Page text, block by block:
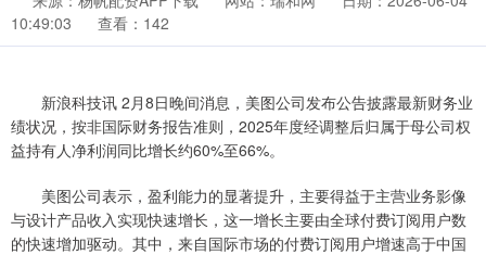
10:49:03
查看：142
新浪科技讯 2月8日晚间消息，美图公司发布公告披露最新财务业
绩状况，按非国际财务报告准则，2025年度经调整后归属于母公司权
益持有人净利润同比增长约60%至66%。
美图公司表示，盈利能力的显著提升，主要得益于主营业务影像
与设计产品收入实现快速增长，这一增长主要由全球付费订阅用户数
的快速增加驱动。其中，来自国际市场的付费订阅用户增速高于中国